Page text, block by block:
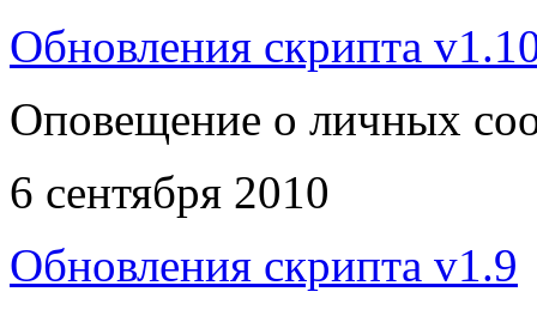
Обновления скрипта
Оповещение о личных
6 сентября 2010
Обновления скрипта v1.9